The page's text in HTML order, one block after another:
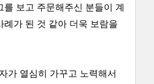
보고 주문해주신 분들이 계
가 된 것 같아 더욱 보람을
가 열심히 가꾸고 노력해서